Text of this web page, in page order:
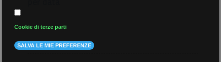
Cookie di terze parti
SALVA LE MIE PREFERENZE